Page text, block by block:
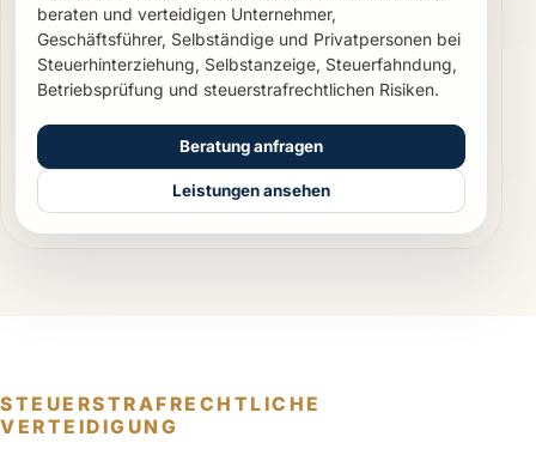
beraten und verteidigen Unternehmer,
Geschäftsführer, Selbständige und Privatpersonen bei
Steuerhinterziehung, Selbstanzeige, Steuerfahndung,
Betriebsprüfung und steuerstrafrechtlichen Risiken.
Beratung anfragen
Leistungen ansehen
STEUERSTRAFRECHTLICHE
VERTEIDIGUNG